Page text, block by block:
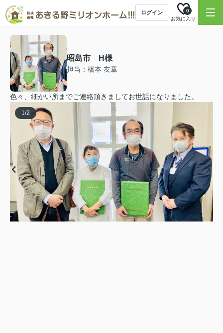
ログイン
お気に入り
0
昭島市 H様
担当：橋本 友章
色々、細かい所までご連絡頂きましてお世話になりました。
1/2